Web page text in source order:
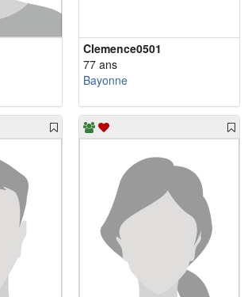
Clemence0501
77 ans
Bayonne